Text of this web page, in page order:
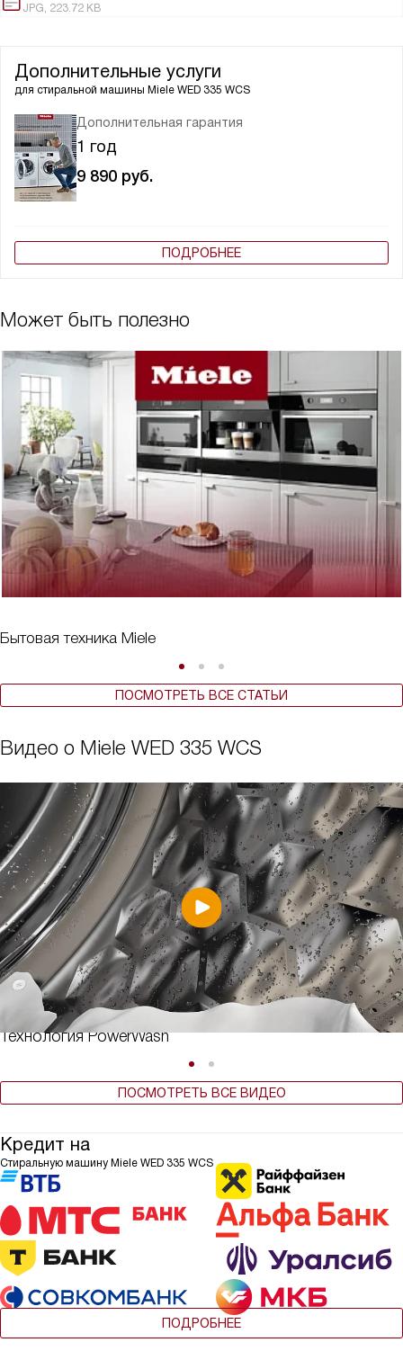
JPG, 223.72 KB
Дополнительные услуги
для стиральной машины Miele WED 335 WCS
Дополнительная гарантия
1 год
9 890 руб.
ПОДРОБНЕЕ
Может быть полезно
Бытовая техника Miele
ПОСМОТРЕТЬ ВСЕ СТАТЬИ
Видео о Miele WED 335 WCS
Технология PowerWash
ПОСМОТРЕТЬ ВСЕ ВИДЕО
Кредит на
Стиральную машину Miele WED 335 WCS
ПОДРОБНЕЕ